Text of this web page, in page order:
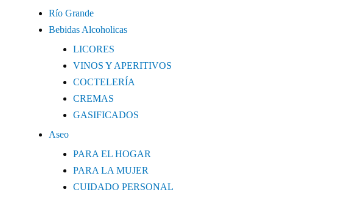
Río Grande
Bebidas Alcoholicas
LICORES
VINOS Y APERITIVOS
COCTELERÍA
CREMAS
GASIFICADOS
Aseo
PARA EL HOGAR
PARA LA MUJER
CUIDADO PERSONAL